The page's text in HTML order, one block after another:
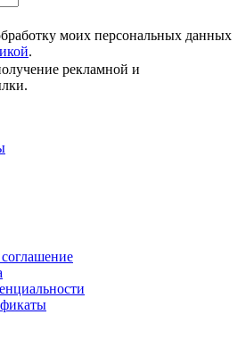
моих персональных данных
.
рекламной и